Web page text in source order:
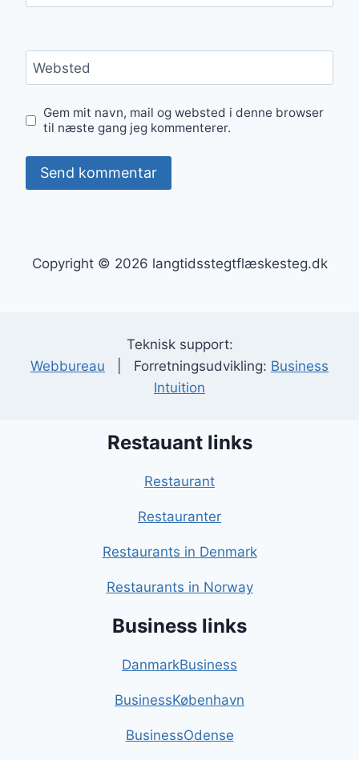
Websted
Gem mit navn, mail og websted i denne browser
til næste gang jeg kommenterer.
Copyright © 2026 langtidsstegtflæskesteg.dk
Teknisk support:
Webbureau | Forretningsudvikling: Business
Intuition
Restauant links
Restaurant
Restauranter
Restaurants in Denmark
Restaurants in Norway
Business links
DanmarkBusiness
BusinessKøbenhavn
BusinessOdense